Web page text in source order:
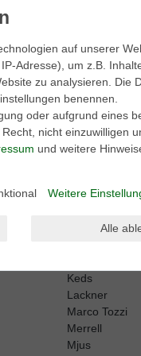
kann ich jederzeit
Harley
Keds
Lackner
Marco Tozzi
Merrell
Mjus
auf unserer
Adresse), um z.B.
zu analysieren. Die
benennen.
oder aufgrund eines
nicht einzuwilligen
und weitere
Weitere
Alle